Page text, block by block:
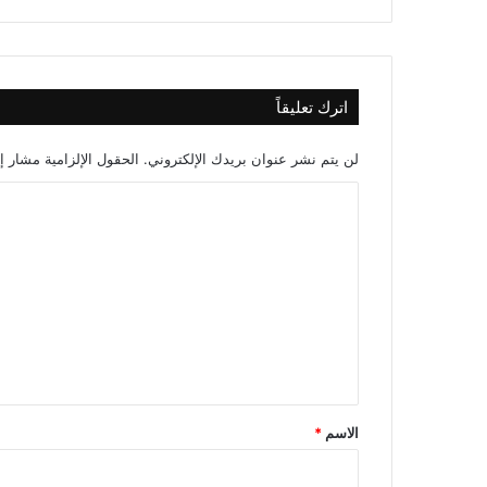
اترك تعليقاً
لن يتم نشر عنوان بريدك الإلكتروني. الحقول الإلزامية مشار
*
الاسم *